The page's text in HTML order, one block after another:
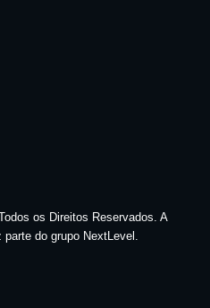
os Direitos Reservados. A
do grupo NextLevel.